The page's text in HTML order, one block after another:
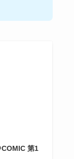
第1